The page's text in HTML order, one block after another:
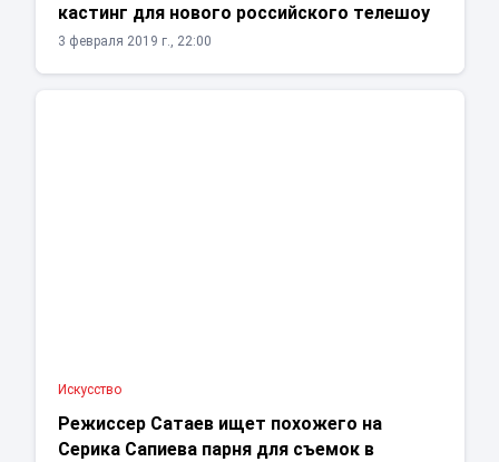
кастинг для нового российского телешоу
3 февраля 2019 г., 22:00
Искусство
Режиссер Сатаев ищет похожего на
Серика Сапиева парня для съемок в